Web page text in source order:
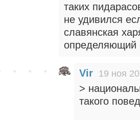
таких
не удивился
славянская
определяющий
Vir 19 ноя
>
такого